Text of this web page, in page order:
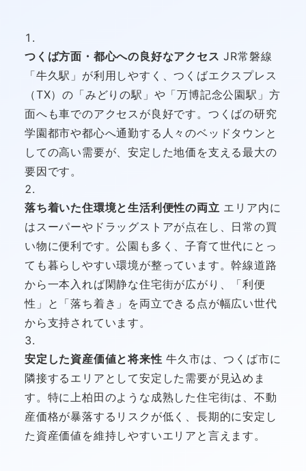
つくば方面・都心への良好なアクセス JR常磐線
「牛久駅」が利用しやすく、つくばエクスプレス
（TX）の「みどりの駅」や「万博記念公園駅」方
面へも車でのアクセスが良好です。つくばの研究
学園都市や都心へ通勤する人々のベッドタウンと
しての高い需要が、安定した地価を支える最大の
要因です。
落ち着いた住環境と生活利便性の両立 エリア内に
はスーパーやドラッグストアが点在し、日常の買
い物に便利です。公園も多く、子育て世代にとっ
ても暮らしやすい環境が整っています。幹線道路
から一本入れば閑静な住宅街が広がり、「利便
性」と「落ち着き」を両立できる点が幅広い世代
から支持されています。
安定した資産価値と将来性 牛久市は、つくば市に
隣接するエリアとして安定した需要が見込めま
す。特に上柏田のような成熟した住宅街は、不動
産価格が暴落するリスクが低く、長期的に安定し
た資産価値を維持しやすいエリアと言えます。